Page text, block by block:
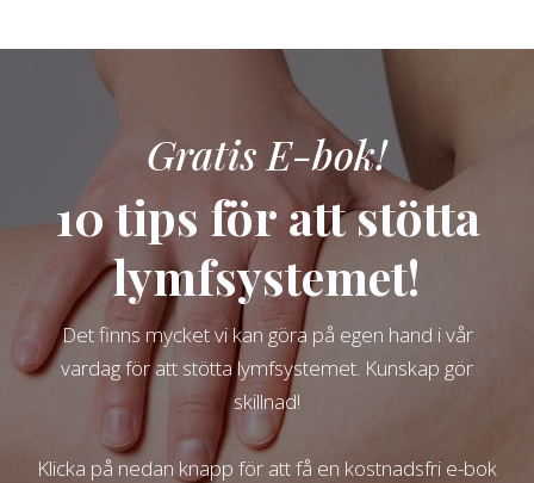
Gratis E-bok!
10 tips för att stötta
lymfsystemet!
Det finns mycket vi kan göra på egen hand i vår
vardag för att stötta lymfsystemet. Kunskap gör
skillnad!
Klicka på nedan knapp för att få en kostnadsfri e-bok